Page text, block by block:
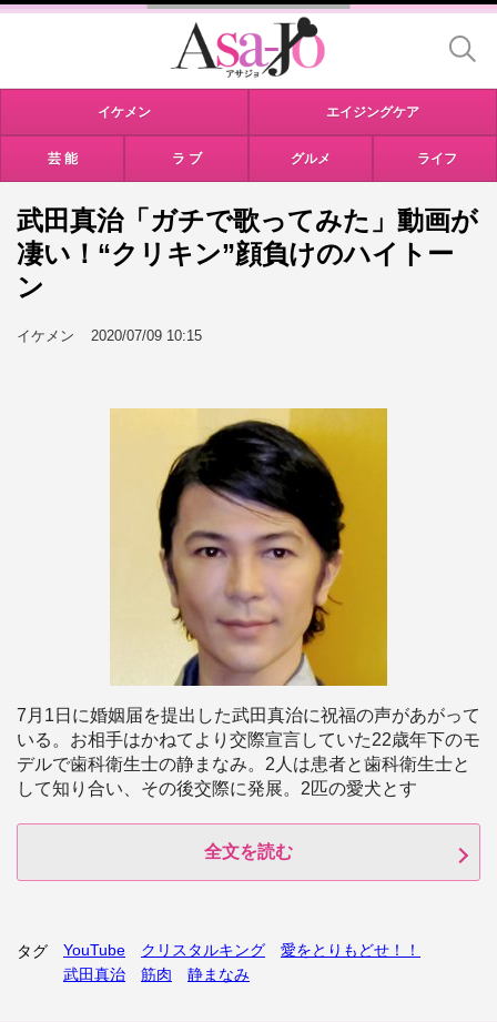
イケメン エイジングケア
芸 能 ラ ブ グルメ ライフ
武田真治「ガチで歌ってみた」動画が
凄い！“クリキン”顔負けのハイトー
ン
イケメン 2020/07/09 10:15
7月1日に婚姻届を提出した武田真治に祝福の声があがって
いる。お相手はかねてより交際宣言していた22歳年下のモ
デルで歯科衛生士の静まなみ。2人は患者と歯科衛生士と
して知り合い、その後交際に発展。2匹の愛犬とす
全文を読む
タグ YouTube クリスタルキング
愛をとりもどせ！！
武田真治
筋肉 静まなみ